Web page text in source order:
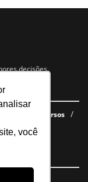
você
decisões.
Cursos